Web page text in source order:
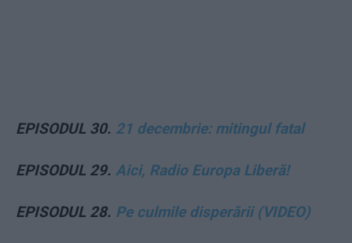
EPISODUL 30. 21 decembrie: mitingul fatal
EPISODUL 29. Aici, Radio Europa Liberă!
EPISODUL 28. Pe culmile disperării (VIDEO)